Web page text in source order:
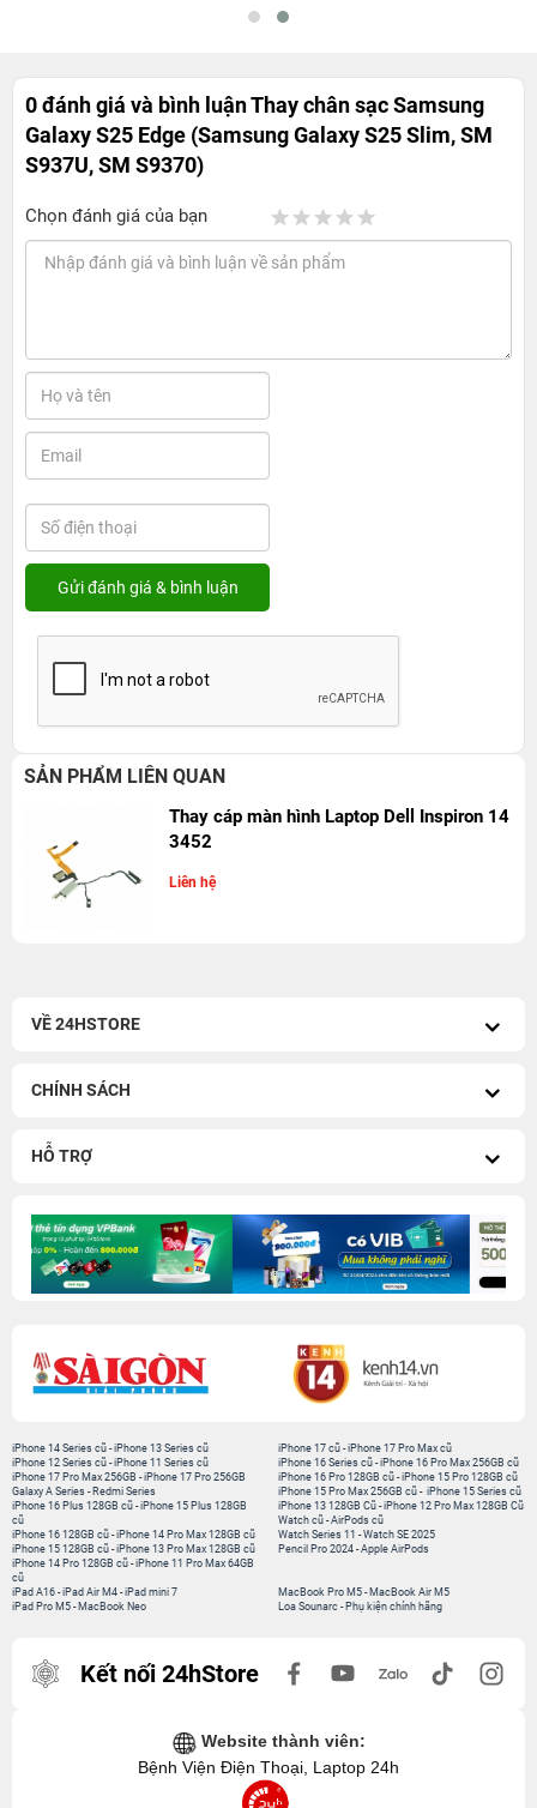
0 đánh giá và bình luậnThay chân sạc Samsung
Galaxy S25 Edge (Samsung Galaxy S25 Slim, SM
S937U, SM S9370)
Chọn đánh giá của bạn
SẢN PHẨM LIÊN QUAN
Thay cáp màn hình Laptop Dell Inspiron 14
3452
Liên hệ
VỀ 24HSTORE
CHÍNH SÁCH
HỖ TRỢ
iPhone 14 Series cũ -iPhone 13 Series cũ
iPhone 12 Series cũ -iPhone 11 Series cũ
iPhone 17 Pro Max 256GB -iPhone 17 Pro 256GB
Galaxy A Series - Redmi Series
iPhone 17 cũ-iPhone 17 Pro Max cũ
iPhone 16 Series cũ- iPhone 16 Pro Max 256GB cũ
iPhone 16 Pro 128GB cũ-iPhone 15 Pro 128GB cũ
iPhone 15 Pro Max 256GB cũ- iPhone 15 Series cũ
iPhone 16 Plus 128GB cũ -iPhone 15 Plus 128GB
cũ
iPhone 16 128GB cũ -iPhone 14 Pro Max 128GB cũ
iPhone 15 128GB cũ -iPhone 13 Pro Max 128GB cũ
iPhone 14 Pro 128GB cũ -iPhone 11 Pro Max 64GB
cũ
iPhone 13 128GB Cũ-iPhone 12 Pro Max 128GB Cũ
Watch cũ-AirPods cũ
Watch Series 11 -Watch SE 2025
Pencil Pro 2024-Apple AirPods
iPad A16 -iPad Air M4 -iPad mini 7
iPad Pro M5 - MacBook Neo
MacBook Pro M5- MacBook Air M5
Loa Sounarc- Phụ kiện chính hãng
Kết nối 24hStore
Website thành viên:
Bệnh Viện Điện Thoại, Laptop 24h